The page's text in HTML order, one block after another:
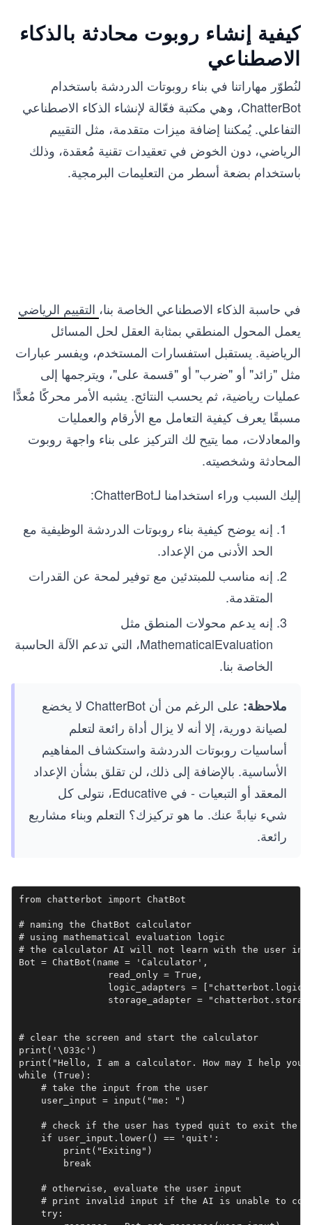
كيفية إنشاء روبوت محادثة بالذكاء
الاصطناعي
لنُطوّر مهاراتنا في بناء روبوتات الدردشة باستخدام
ChatterBot، وهي مكتبة فعّالة لإنشاء الذكاء الاصطناعي
التفاعلي. يُمكننا إضافة ميزات متقدمة، مثل التقييم
الرياضي، دون الخوض في تعقيدات تقنية مُعقدة، وذلك
باستخدام بضعة أسطر من التعليمات البرمجية.
في حاسبة الذكاء الاصطناعي الخاصة بنا، التقييم الرياضي
يعمل المحول المنطقي بمثابة العقل لحل المسائل
الرياضية. يستقبل استفسارات المستخدم، ويفسر عبارات
مثل "زائد" أو "ضرب" أو "قسمة على"، ويترجمها إلى
عمليات رياضية، ثم يحسب النتائج. يشبه الأمر محركًا مُعدًّا
مسبقًا يعرف كيفية التعامل مع الأرقام والعمليات
والمعادلات، مما يتيح لك التركيز على بناء واجهة روبوت
المحادثة وشخصيته.
إليك السبب وراء استخدامنا لـChatterBot:
إنه يوضح كيفية بناء روبوتات الدردشة الوظيفية مع
الحد الأدنى من الإعداد.
إنه مناسب للمبتدئين مع توفير لمحة عن القدرات
المتقدمة.
إنه يدعم محولات المنطق مثل
MathematicalEvaluation، التي تدعم الآلة الحاسبة
الخاصة بنا.
ملاحظة:
على الرغم من أن ChatterBot لا يخضع
لصيانة دورية، إلا أنه لا يزال أداة رائعة لتعلم
أساسيات روبوتات الدردشة واستكشاف المفاهيم
الأساسية. بالإضافة إلى ذلك، لن تقلق بشأن الإعداد
المعقد أو التبعيات - في Educative، نتولى كل
شيء نيابةً عنك. ما هو تركيزك؟ التعلم وبناء مشاريع
رائعة.
from chatterbot import ChatBot
# naming the ChatBot calculator
# using mathematical evaluation logic
# the calculator AI will not learn with the user
Bot = ChatBot(name = 'Calculator',
                read_only = True,
logic_adapters =
storage_adapter =
# clear the screen and start the calculator
print('\033c')
print("Hello, I am a calculator. How may I help
while (True):
    # take the input from the user
    user_input = input("me: ")
# check if the user has typed quit to exit
    if user_input.lower() == 'quit':
        print("Exiting")
        break
    # otherwise, evaluate the user input
# print invalid input if the AI is unable to
    try: